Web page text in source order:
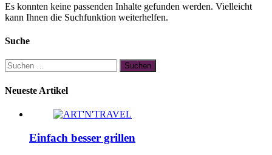
Es konnten keine passenden Inhalte gefunden werden. Vielleicht
kann Ihnen die Suchfunktion weiterhelfen.
Suche
Suchen
nach:
Neueste Artikel
Einfach besser grillen